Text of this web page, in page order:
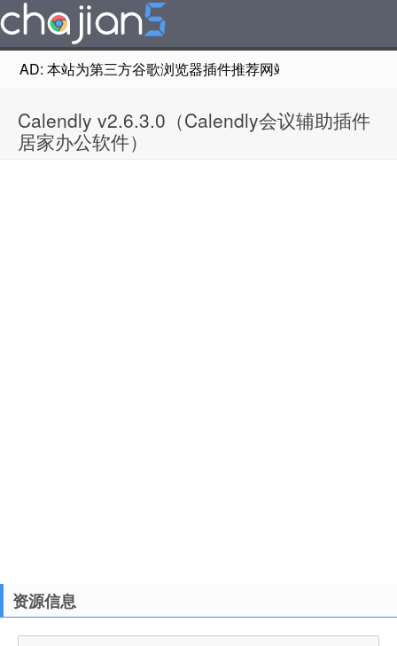
AD: 本站为第三方谷歌浏览器插件推荐网站，非Google
Calendly v2.6.3.0（Calendly会议辅助插件
居家办公软件）
资源信息